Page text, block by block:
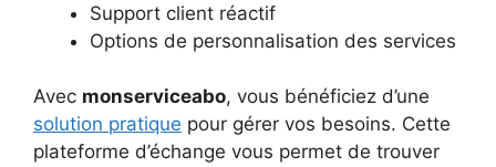
Support client réactif
Options de personnalisation des services
Avec monserviceabo, vous bénéficiez d’une
solution pratique pour gérer vos besoins. Cette
plateforme d’échange vous permet de trouver